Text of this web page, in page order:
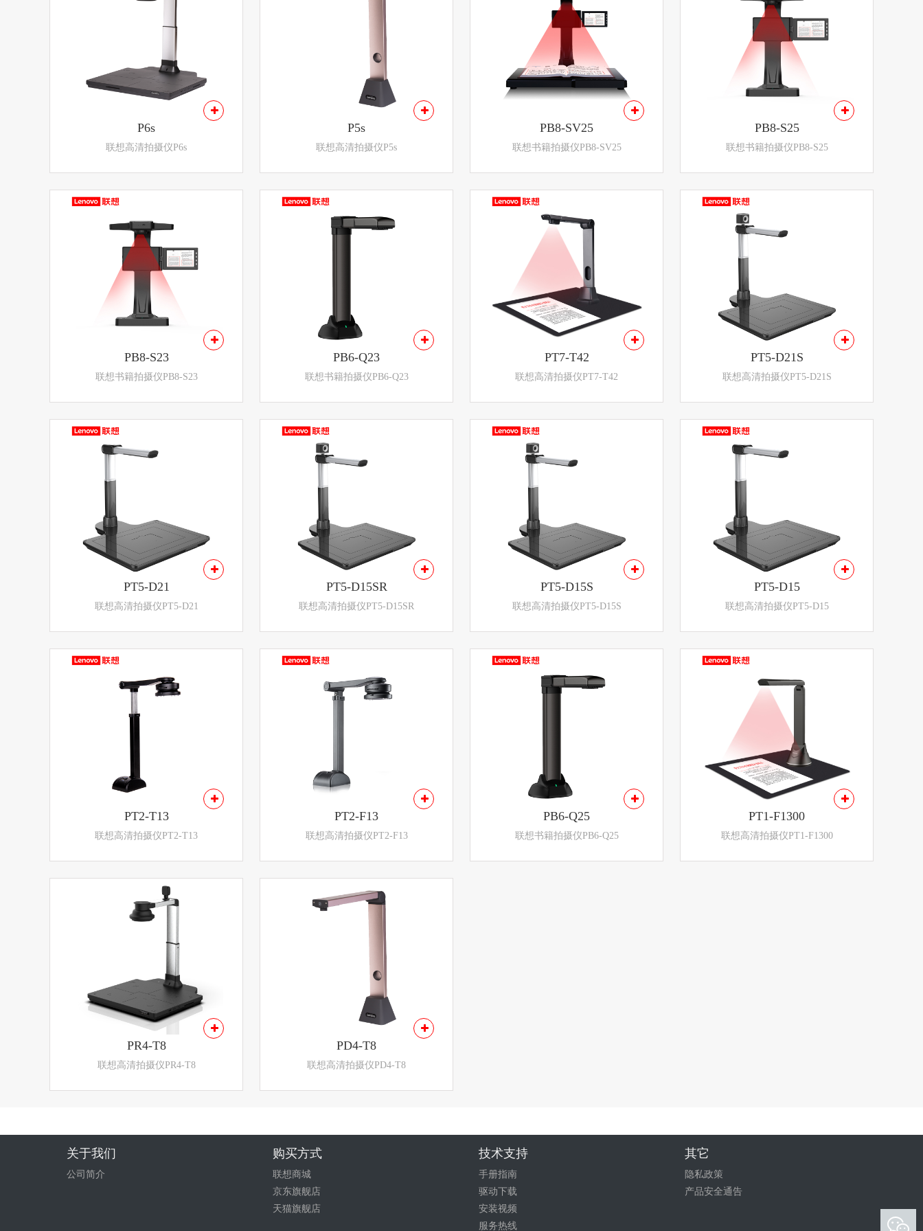
P6s
联想高清拍摄仪P6s
P5s
联想高清拍摄仪P5s
PB8-SV25
联想书籍拍摄仪PB8-SV25
PB8-S25
联想书籍拍摄仪PB8-S25
PB8-S23
联想书籍拍摄仪PB8-S23
PB6-Q23
联想书籍拍摄仪PB6-Q23
PT7-T42
联想高清拍摄仪PT7-T42
PT5-D21S
联想高清拍摄仪PT5-D21S
PT5-D21
联想高清拍摄仪PT5-D21
PT5-D15SR
联想高清拍摄仪PT5-D15SR
PT5-D15S
联想高清拍摄仪PT5-D15S
PT5-D15
联想高清拍摄仪PT5-D15
PT2-T13
联想高清拍摄仪PT2-T13
PT2-F13
联想高清拍摄仪PT2-F13
PB6-Q25
联想书籍拍摄仪PB6-Q25
PT1-F1300
联想高清拍摄仪PT1-F1300
PR4-T8
联想高清拍摄仪PR4-T8
PD4-T8
联想高清拍摄仪PD4-T8
关于我们
公司简介
购买方式
联想商城
京东旗舰店
天猫旗舰店
技术支持
手册指南
驱动下载
安装视频
服务热线
其它
隐私政策
产品安全通告